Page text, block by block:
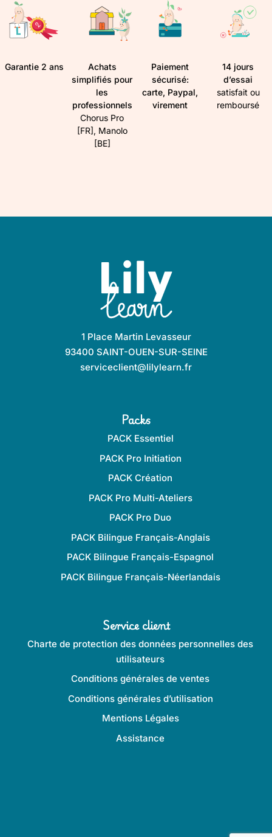
Garantie 2 ans
Achats
simplifiés pour
les
professionnels
Chorus Pro
[FR], Manolo
[BE]
Paiement
sécurisé:
carte, Paypal,
virement
14 jours
d’essai
satisfait ou
remboursé
1 Place Martin Levasseur
93400 SAINT-OUEN-SUR-SEINE
serviceclient@lilylearn.fr
Packs
PACK Essentiel
PACK Pro Initiation
PACK Création
PACK Pro Multi-Ateliers
PACK Pro Duo
PACK Bilingue Français-Anglais
PACK Bilingue Français-Espagnol
PACK Bilingue Français-Néerlandais
Service client
Charte de protection des données personnelles des
utilisateurs
Conditions générales de ventes
Conditions générales d’utilisation
Mentions Légales
Assistance